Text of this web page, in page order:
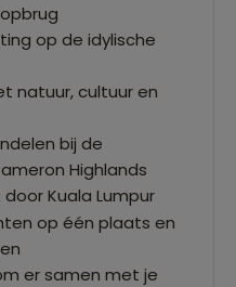
op de idylische
natuur, cultuur en
bij de
Highlands
Kuala Lumpur
op één plaats en
er samen met je